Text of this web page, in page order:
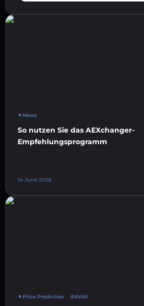
News
So nutzen Sie das AEXchanger-
Empfehlungsprogramm
14 June 2026
Price Prediction #AVAX